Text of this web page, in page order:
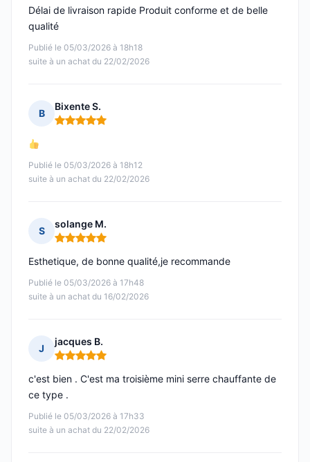
Publié le 05/03/2026 à 18h18
suite à un achat du 22/02/2026
Délai de livraison rapide Produit conforme et de belle
qualité
B
Bixente S.
Note : 5 sur 5
Publié le 05/03/2026 à 18h12
suite à un achat du 22/02/2026
S
solange M.
Note : 5 sur 5
Publié le 05/03/2026 à 17h48
suite à un achat du 16/02/2026
Esthetique, de bonne qualité,je recommande
J
jacques B.
Note : 5 sur 5
Publié le 05/03/2026 à 17h33
suite à un achat du 22/02/2026
c'est bien . C'est ma troisième mini serre chauffante de
ce type .